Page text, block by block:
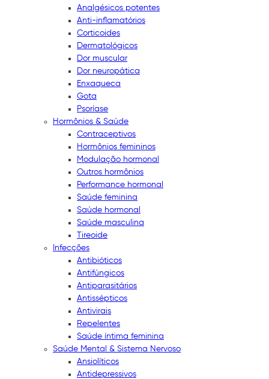
Analgésicos potentes
Anti-inflamatórios
Corticoides
Dermatológicos
Dor muscular
Dor neuropática
Enxaqueca
Gota
Psoríase
Hormônios & Saúde
Contraceptivos
Hormônios femininos
Modulação hormonal
Outros hormônios
Performance hormonal
Saúde feminina
Saúde hormonal
Saúde masculina
Tireoide
Infecções
Antibióticos
Antifúngicos
Antiparasitários
Antissépticos
Antivirais
Repelentes
Saúde íntima feminina
Saúde Mental & Sistema Nervoso
Ansiolíticos
Antidepressivos